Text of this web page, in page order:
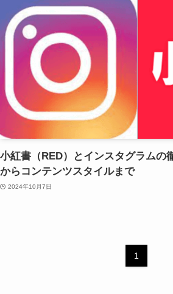
小紅書（RED）とインスタグラムの
からコンテンツスタイルまで
2024年10月7日
1